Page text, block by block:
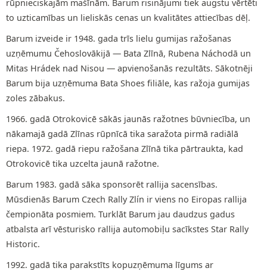
rūpnieciskajām mašīnām. Barum risinājumi tiek augstu vērtēti
to uzticamības un lieliskās cenas un kvalitātes attiecības dēļ.
Barum izveide ir 1948. gada trīs lielu gumijas ražošanas
uzņēmumu Čehoslovākijā — Bata Zlīnā, Rubena Náchodā un
Mitas Hrádek nad Nisou — apvienošanās rezultāts. Sākotnēji
Barum bija uzņēmuma Bata Shoes filiāle, kas ražoja gumijas
zoles zābakus.
1966. gadā Otrokovicē sākās jaunās ražotnes būvniecība, un
nākamajā gadā Zlīnas rūpnīcā tika saražota pirmā radiālā
riepa. 1972. gadā riepu ražošana Zlīnā tika pārtraukta, kad
Otrokovicē tika uzcelta jaunā ražotne.
Barum 1983. gadā sāka sponsorēt rallija sacensības.
Mūsdienās Barum Czech Rally Zlín ir viens no Eiropas rallija
čempionāta posmiem. Turklāt Barum jau daudzus gadus
atbalsta arī vēsturisko rallija automobiļu sacīkstes Star Rally
Historic.
1992. gadā tika parakstīts kopuzņēmuma līgums ar